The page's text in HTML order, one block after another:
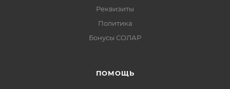
Реквизиты
Политика
Бонусы СОЛАР
ПОМОЩЬ